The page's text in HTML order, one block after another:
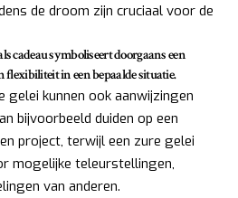
de droom zijn cruciaal voor de
cadeau symboliseert doorgaans een
flexibiliteit in een bepaalde situatie.
gelei kunnen ook aanwijzingen
bijvoorbeeld duiden op een
project, terwijl een zure gelei
mogelijke teleurstellingen,
van anderen.